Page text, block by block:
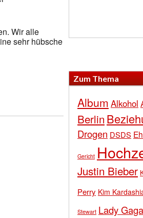
Wir alle
sehr hübsche
Zum Thema
Album Alkohol
Berlin
Drogen DSDS
Gericht
Justin Bieber
Perry Kim
Stewart Lady Gaga